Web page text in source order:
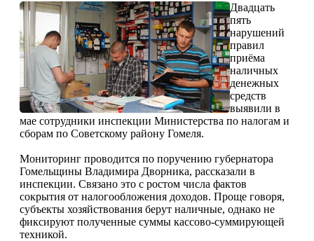
Двадцать
пять
нарушений
правил
приёма
наличных
денежных
средств
выявили в
мае сотрудники инспекции Министерства по налогам и
сборам по Советскому району Гомеля.
Мониторинг проводится по поручению губернатора
Гомельщины Владимира Дворника, рассказали в
инспекции. Связано это с ростом числа фактов
сокрытия от налогообложения доходов. Проще говоря,
субъекты хозяйствования берут наличные, однако не
фиксируют полученные суммы кассово-суммирующей
техникой.